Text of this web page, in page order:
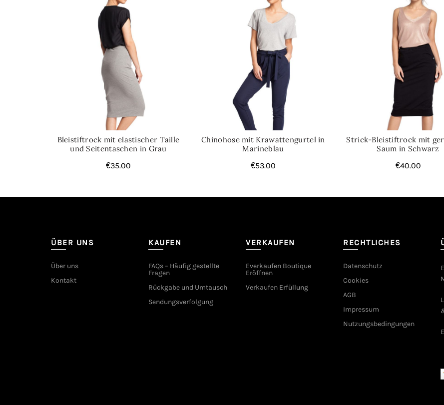
Bleistiftrock mit elastischer Taille
und Seitentaschen in Grau
€35.00
Chinohose mit Krawattengurtel in
Marineblau
€53.00
Strick-Bleistiftrock mit
Saum in Schwarz
€40.00
ÜBER UNS
Über uns
Kontakt
KAUFEN
FAQs – Häufig gestellte
Fragen
Rückgabe und Umtausch
Sendungsverfolgung
VERKAUFEN
Everkaufen Boutique
Eröffnen
Verkaufen Erfüllung
RECHTLICHES
Datenschutz
Cookies
AGB
Impressum
Nutzungsbedingungen